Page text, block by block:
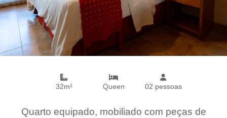
32m² Queen 02 pessoas
Quarto equipado, mobiliado com peças de